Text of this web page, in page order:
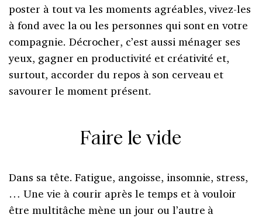
poster à tout va les moments agréables, vivez-les
à fond avec la ou les personnes qui sont en votre
compagnie. Décrocher, c’est aussi ménager ses
yeux, gagner en productivité et créativité et,
surtout, accorder du repos à son cerveau et
savourer le moment présent.
Faire le vide
Dans sa tête. Fatigue, angoisse, insomnie, stress,
… Une vie à courir après le temps et à vouloir
être multitâche mène un jour ou l’autre à